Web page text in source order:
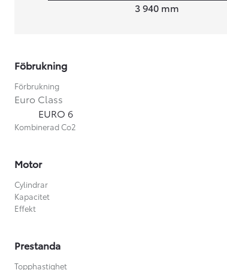
Från 599 900 kr
Nya Corolla Cross
HYBRID
3 940 mm
Föbrukning
Förbrukning
Euro Class
EURO 6
Kombinerad Co2
Motor
Cylindrar
Kapacitet
Effekt
Prestanda
Topphastighet